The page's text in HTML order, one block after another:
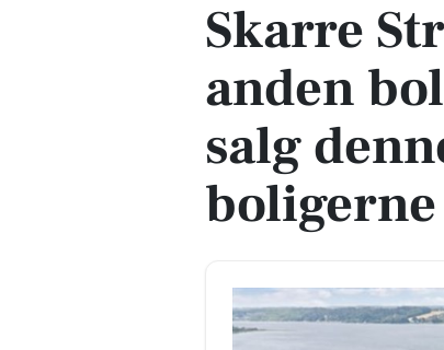
Skarre
anden
salg